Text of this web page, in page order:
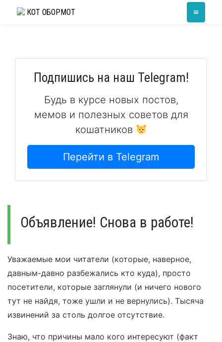
КОТ ОБОРМОТ ≡
Подпишись на наш Telegram!
Будь в курсе новых постов,
мемов и полезных советов для
кошатников
Перейти в Telegram
Объявление! Снова в работе!
Уважаемые мои читатели (которые, наверное,
давным-давно разбежались кто куда), просто
посетители, которые заглянули (и ничего нового
тут не найдя, тоже ушли и не вернулись). Тысяча
извинений за столь долгое отсутствие.
Знаю, что причины мало кого интересуют (факт